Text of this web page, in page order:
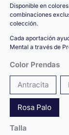
era:
Disponible en
combinaciones
colección.
Cada aportación
Mental a través de
Color Prendas
Antracita
Rosa Palo
Talla